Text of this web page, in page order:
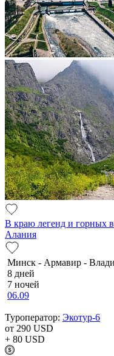
В краю легенд и горных
Алания
Минск - Армавир -
8 дней
7 ночей
06.09
Туроператор: Экотур-6
от 290 USD
+ 80 USD